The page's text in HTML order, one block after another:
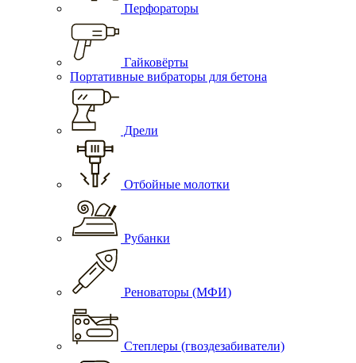
Перфораторы
Гайковёрты
Портативные вибраторы для бетона
Дрели
Отбойные молотки
Рубанки
Реноваторы (МФИ)
Степлеры (гвоздезабиватели)